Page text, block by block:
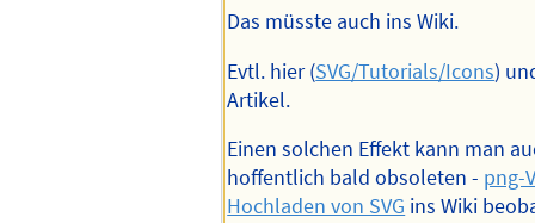
Das müsste auch ins Wiki.
Evtl. hier (SVG/Tutorials/Icons)
Artikel.
Einen solchen Effekt kann man
hoffentlich bald obsoleten - png-
Hochladen von SVG ins Wiki